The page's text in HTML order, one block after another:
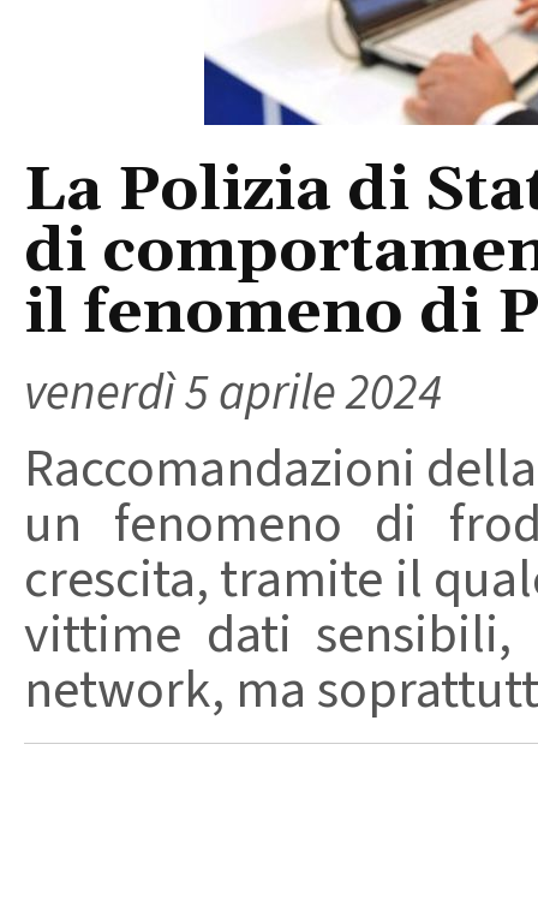
La Polizia di
di
il fenomeno di
venerdì 5 aprile 2024
Raccomandazioni
un fenomeno di
crescita, tramite il
vittime dati
network, ma